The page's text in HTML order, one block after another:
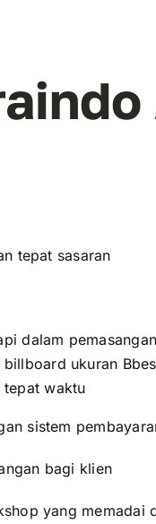
tepat sasaran
dalam pemasangan
billboard ukuran
tepat waktu
sistem
bagi klien
yang memadai